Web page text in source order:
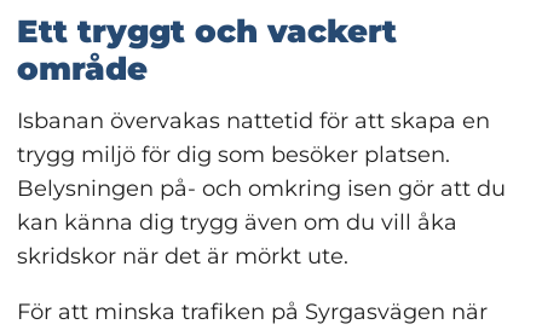
Ett tryggt och vackert
område
Isbanan övervakas nattetid för att skapa en
trygg miljö för dig som besöker platsen.
Belysningen på- och omkring isen gör att du
kan känna dig trygg även om du vill åka
skridskor när det är mörkt ute.
För att minska trafiken på Syrgasvägen när